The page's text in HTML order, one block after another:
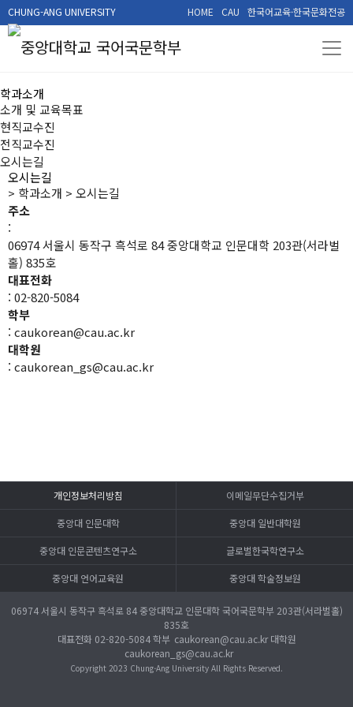
CHUNG-ANG UNIVERSITY HOME CAU 한국어교육·한국문화전공
민족과 세계를 이끌어 갈 수 있는 인재 양성 중앙대학교 국어국문학과
학과소개
소개 및 교육목표
현직교수진
전직교수진
오시는길
오시는길
> 학과소개 > 오시는길
주소
:
06974 서울시 동작구 흑석로 84 중앙대학교 인문대학 203관(서라벌
홀) 835호
대표전화
: 02-820-5084
학부
: caukorean@cau.ac.kr
대학원
: caukorean_gs@cau.ac.kr
개인정보처리방침 이메일무단수집거부
중앙대 인문대학 중앙대 일반대학원
중앙대 인문콘텐츠연구소 글로벌한국학연구소
중앙대 언어교육원 중앙대 학술정보원
06974 서울시 동작구 흑석로 84 중앙대학교 인문대학 국어국문학부 203관(서라벌홀)
835호
대표전화 02-820-5084학부 caukorean@cau.ac.kr대학원
caukorean_gs@cau.ac.kr
Copyright 2023 Chung-Ang University All Rights Reserved.